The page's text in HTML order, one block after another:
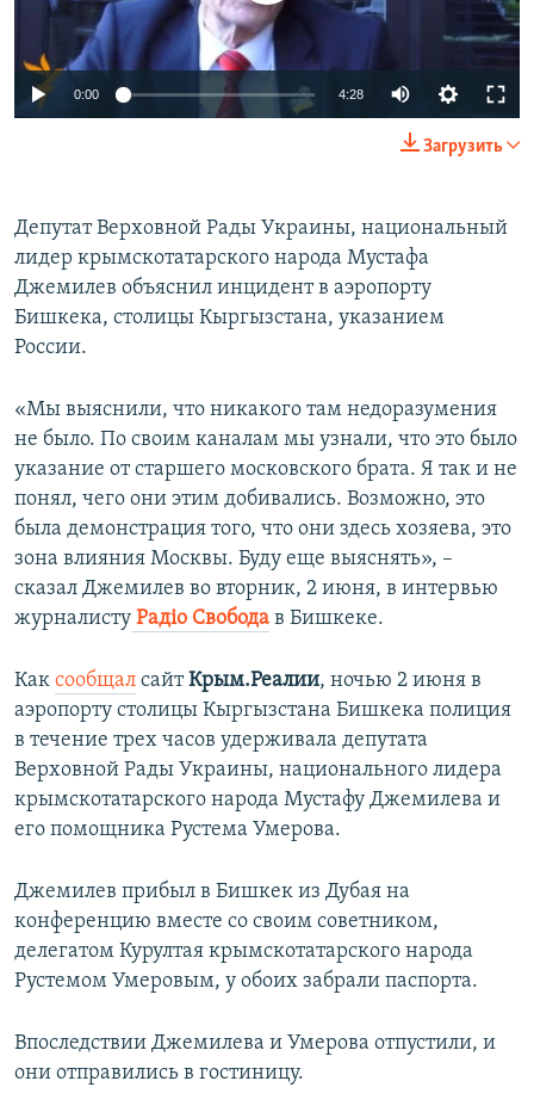
ПОБЕДИТЕЛЕЙ НЕ СУДЯТ?
КРЫМ.НЕПОКОРЕННЫЙ
ПРИСОЕДИНЯЙТЕСЬ!
0:00 4:28
Загрузить
Депутат Верховной Рады Украины, национальный
лидер крымскотатарского народа Мустафа
Джемилев объяснил инцидент в аэропорту
Бишкека, столицы Кыргызстана, указанием
России.
«Мы выяснили, что никакого там недоразумения
не было. По своим каналам мы узнали, что это было
указание от старшего московского брата. Я так и не
понял, чего они этим добивались. Возможно, это
была демонстрация того, что они здесь хозяева, это
зона влияния Москвы. Буду еще выяснять», –
сказал Джемилев во вторник, 2 июня, в интервью
журналисту Радіо Свобода в Бишкеке.
Как сообщал сайтКрым.Реалии, ночью 2 июня в
аэропорту столицы Кыргызстана Бишкека полиция
в течение трех часов удерживала депутата
Верховной Рады Украины, национального лидера
крымскотатарского народа Мустафу Джемилева и
его помощника Рустема Умерова.
Джемилев прибыл в Бишкек из Дубая на
конференцию вместе со своим советником,
делегатом Курултая крымскотатарского народа
Рустемом Умеровым, у обоих забрали паспорта.
Впоследствии Джемилева и Умерова отпустили, и
они отправились в гостиницу.